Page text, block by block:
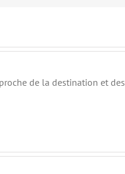
de la destination et des